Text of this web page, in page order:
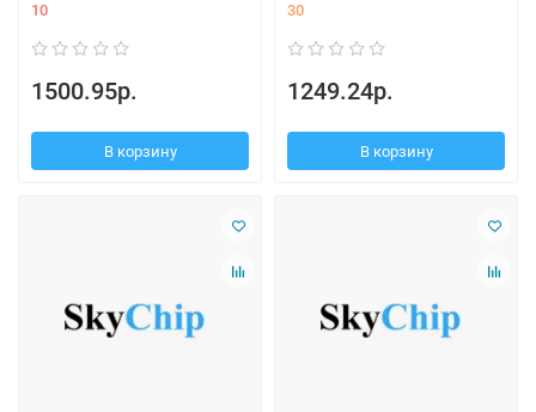
10
1500.95р.
В корзину
30
1249.24р.
В корзину